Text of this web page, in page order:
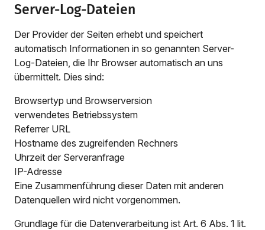
Server-Log-Dateien
Der Provider der Seiten erhebt und speichert
automatisch Informationen in so genannten Server-
Log-Dateien, die Ihr Browser automatisch an uns
übermittelt. Dies sind:
Browsertyp und Browserversion
verwendetes Betriebssystem
Referrer URL
Hostname des zugreifenden Rechners
Uhrzeit der Serveranfrage
IP-Adresse
Eine Zusammenführung dieser Daten mit anderen
Datenquellen wird nicht vorgenommen.
Grundlage für die Datenverarbeitung ist Art. 6 Abs. 1 lit.